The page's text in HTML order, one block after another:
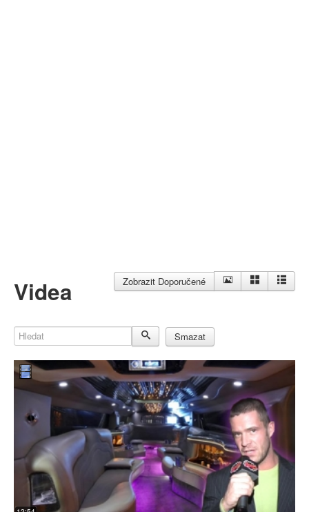
Videa Zobrazit Doporučené
Hledat Smazat